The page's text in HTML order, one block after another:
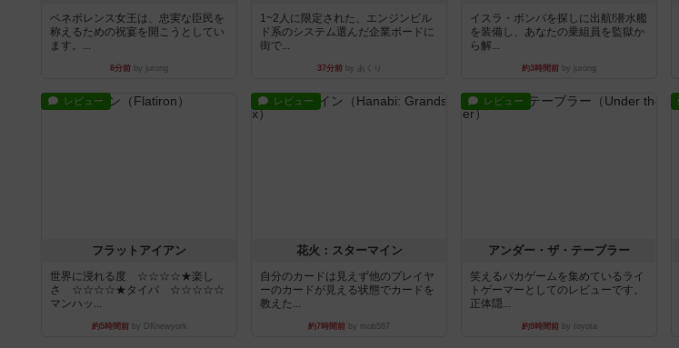
ベネボレンス女王は、忠実な臣民を
称えるための祝宴を開こうとしてい
ます。...
8分前 by jurong
1~2人に限定された、エンジンビル
ド系のシステム選んだ企業ボードに
街で...
37分前by あくり
イスラ・ボンバを探しに出航!潜水艦
を装備し、あなたの乗組員を監獄か
ら解...
約3時間前 by jurong
レビュー
フラットアイアン
世界に浸れる度 ☆☆☆☆★楽し
さ ☆☆☆☆★タイパ ☆☆☆☆☆
マンハッ...
約5時間前by DKnewyork
レビュー
花火：スターマイン
自分のカードは見えず他のプレイヤ
ーのカードが見える状態でカードを
教えた...
約7時間前 by mob567
レビュー
アンダー・ザ・テーブラー
笑えるバカゲームを集めているライ
トゲーマーとしてのレビューです。
正体隠...
約9時間前by toyota